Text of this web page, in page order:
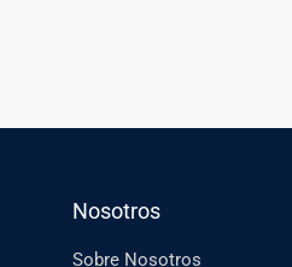
Nosotros
Sobre Nosotros